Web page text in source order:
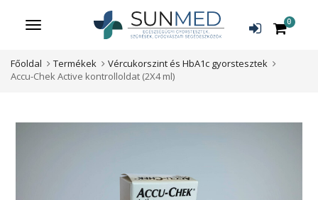
Menü 0
Főoldal Termékek
Vércukorszint és HbA1c gyorstesztek
Accu-Chek Active kontrolloldat (2X4 ml)